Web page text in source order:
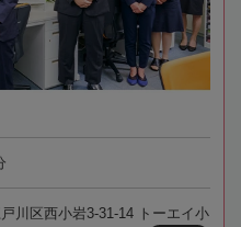
川区西小岩3-31-14 トーエイ小